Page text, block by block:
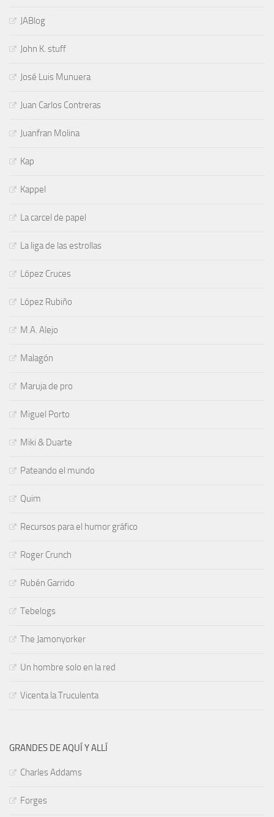
JABlog
John K. stuff
José Luis Munuera
Juan Carlos Contreras
Juanfran Molina
Kap
Kappel
La carcel de papel
La liga de las estrollas
López Cruces
López Rubiño
M.A. Alejo
Malagón
Maruja de pro
Miguel Porto
Miki & Duarte
Pateando el mundo
Quim
Recursos para el humor gráfico
Roger Crunch
Rubén Garrido
Tebelogs
The Jamonyorker
Un hombre solo en la red
Vicenta la Truculenta
GRANDES DE AQUÍ Y ALLÍ
Charles Addams
Forges